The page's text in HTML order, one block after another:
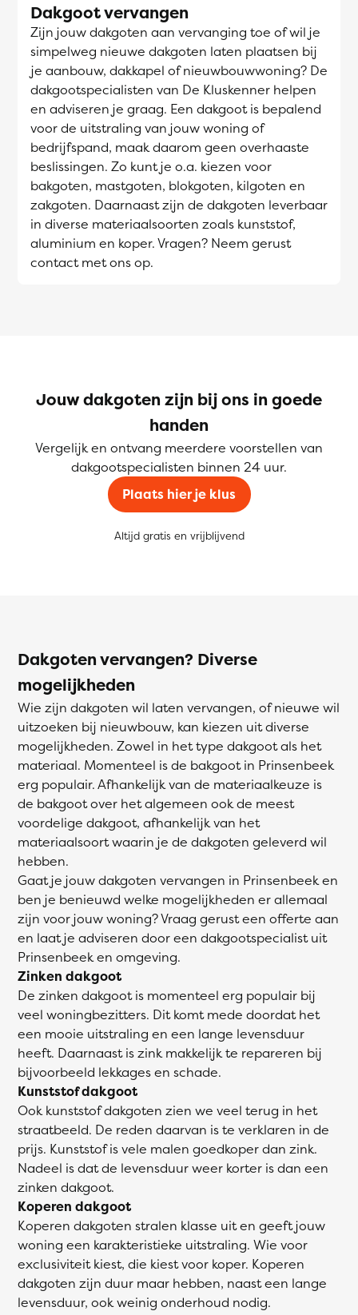
Dakgoot vervangen
Zijn jouw dakgoten aan vervanging toe of wil je
simpelweg nieuwe dakgoten laten plaatsen bij
je aanbouw, dakkapel of nieuwbouwwoning? De
dakgootspecialisten van De Kluskenner helpen
en adviseren je graag. Een dakgoot is bepalend
voor de uitstraling van jouw woning of
bedrijfspand, maak daarom geen overhaaste
beslissingen. Zo kunt je o.a. kiezen voor
bakgoten, mastgoten, blokgoten, kilgoten en
zakgoten. Daarnaast zijn de dakgoten leverbaar
in diverse materiaalsoorten zoals kunststof,
aluminium en koper. Vragen? Neem gerust
contact met ons op.
Jouw dakgoten zijn bij ons in goede
handen
Vergelijk en ontvang meerdere voorstellen van
dakgootspecialisten binnen 24 uur.
Plaats hier je klus
Altijd gratis en vrijblijvend
Dakgoten vervangen? Diverse
mogelijkheden
Wie zijn dakgoten wil laten vervangen, of nieuwe wil
uitzoeken bij nieuwbouw, kan kiezen uit diverse
mogelijkheden. Zowel in het type dakgoot als het
materiaal. Momenteel is de bakgoot in Prinsenbeek
erg populair. Afhankelijk van de materiaalkeuze is
de bakgoot over het algemeen ook de meest
voordelige dakgoot, afhankelijk van het
materiaalsoort waarin je de dakgoten geleverd wil
hebben.
Gaat je jouw dakgoten vervangen in Prinsenbeek en
ben je benieuwd welke mogelijkheden er allemaal
zijn voor jouw woning? Vraag gerust een offerte aan
en laat je adviseren door een dakgootspecialist uit
Prinsenbeek en omgeving.
Zinken dakgoot
De zinken dakgoot is momenteel erg populair bij
veel woningbezitters. Dit komt mede doordat het
een mooie uitstraling en een lange levensduur
heeft. Daarnaast is zink makkelijk te repareren bij
bijvoorbeeld lekkages en schade.
Kunststof dakgoot
Ook kunststof dakgoten zien we veel terug in het
straatbeeld. De reden daarvan is te verklaren in de
prijs. Kunststof is vele malen goedkoper dan zink.
Nadeel is dat de levensduur weer korter is dan een
zinken dakgoot.
Koperen dakgoot
Koperen dakgoten stralen klasse uit en geeft jouw
woning een karakteristieke uitstraling. Wie voor
exclusiviteit kiest, die kiest voor koper. Koperen
dakgoten zijn duur maar hebben, naast een lange
levensduur, ook weinig onderhoud nodig.